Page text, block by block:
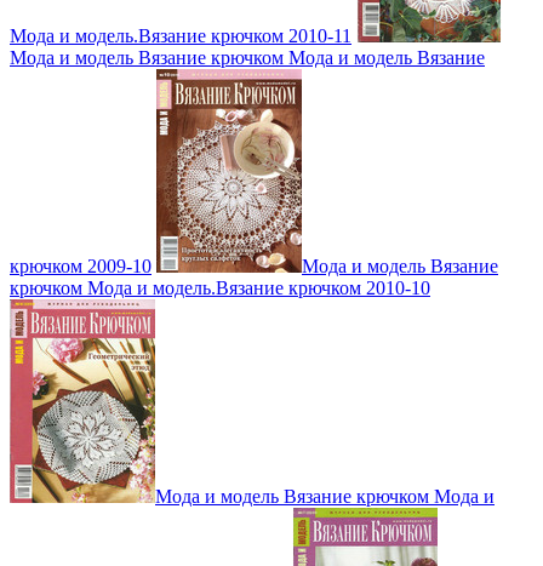
Мода и модель.Вязание крючком 2010-11
Мода и модель Вязание крючком Мода и модель Вязание
крючком 2009-10
Мода и модель Вязание
крючком Мода и модель.Вязание крючком 2010-10
Мода и модель Вязание крючком Мода и